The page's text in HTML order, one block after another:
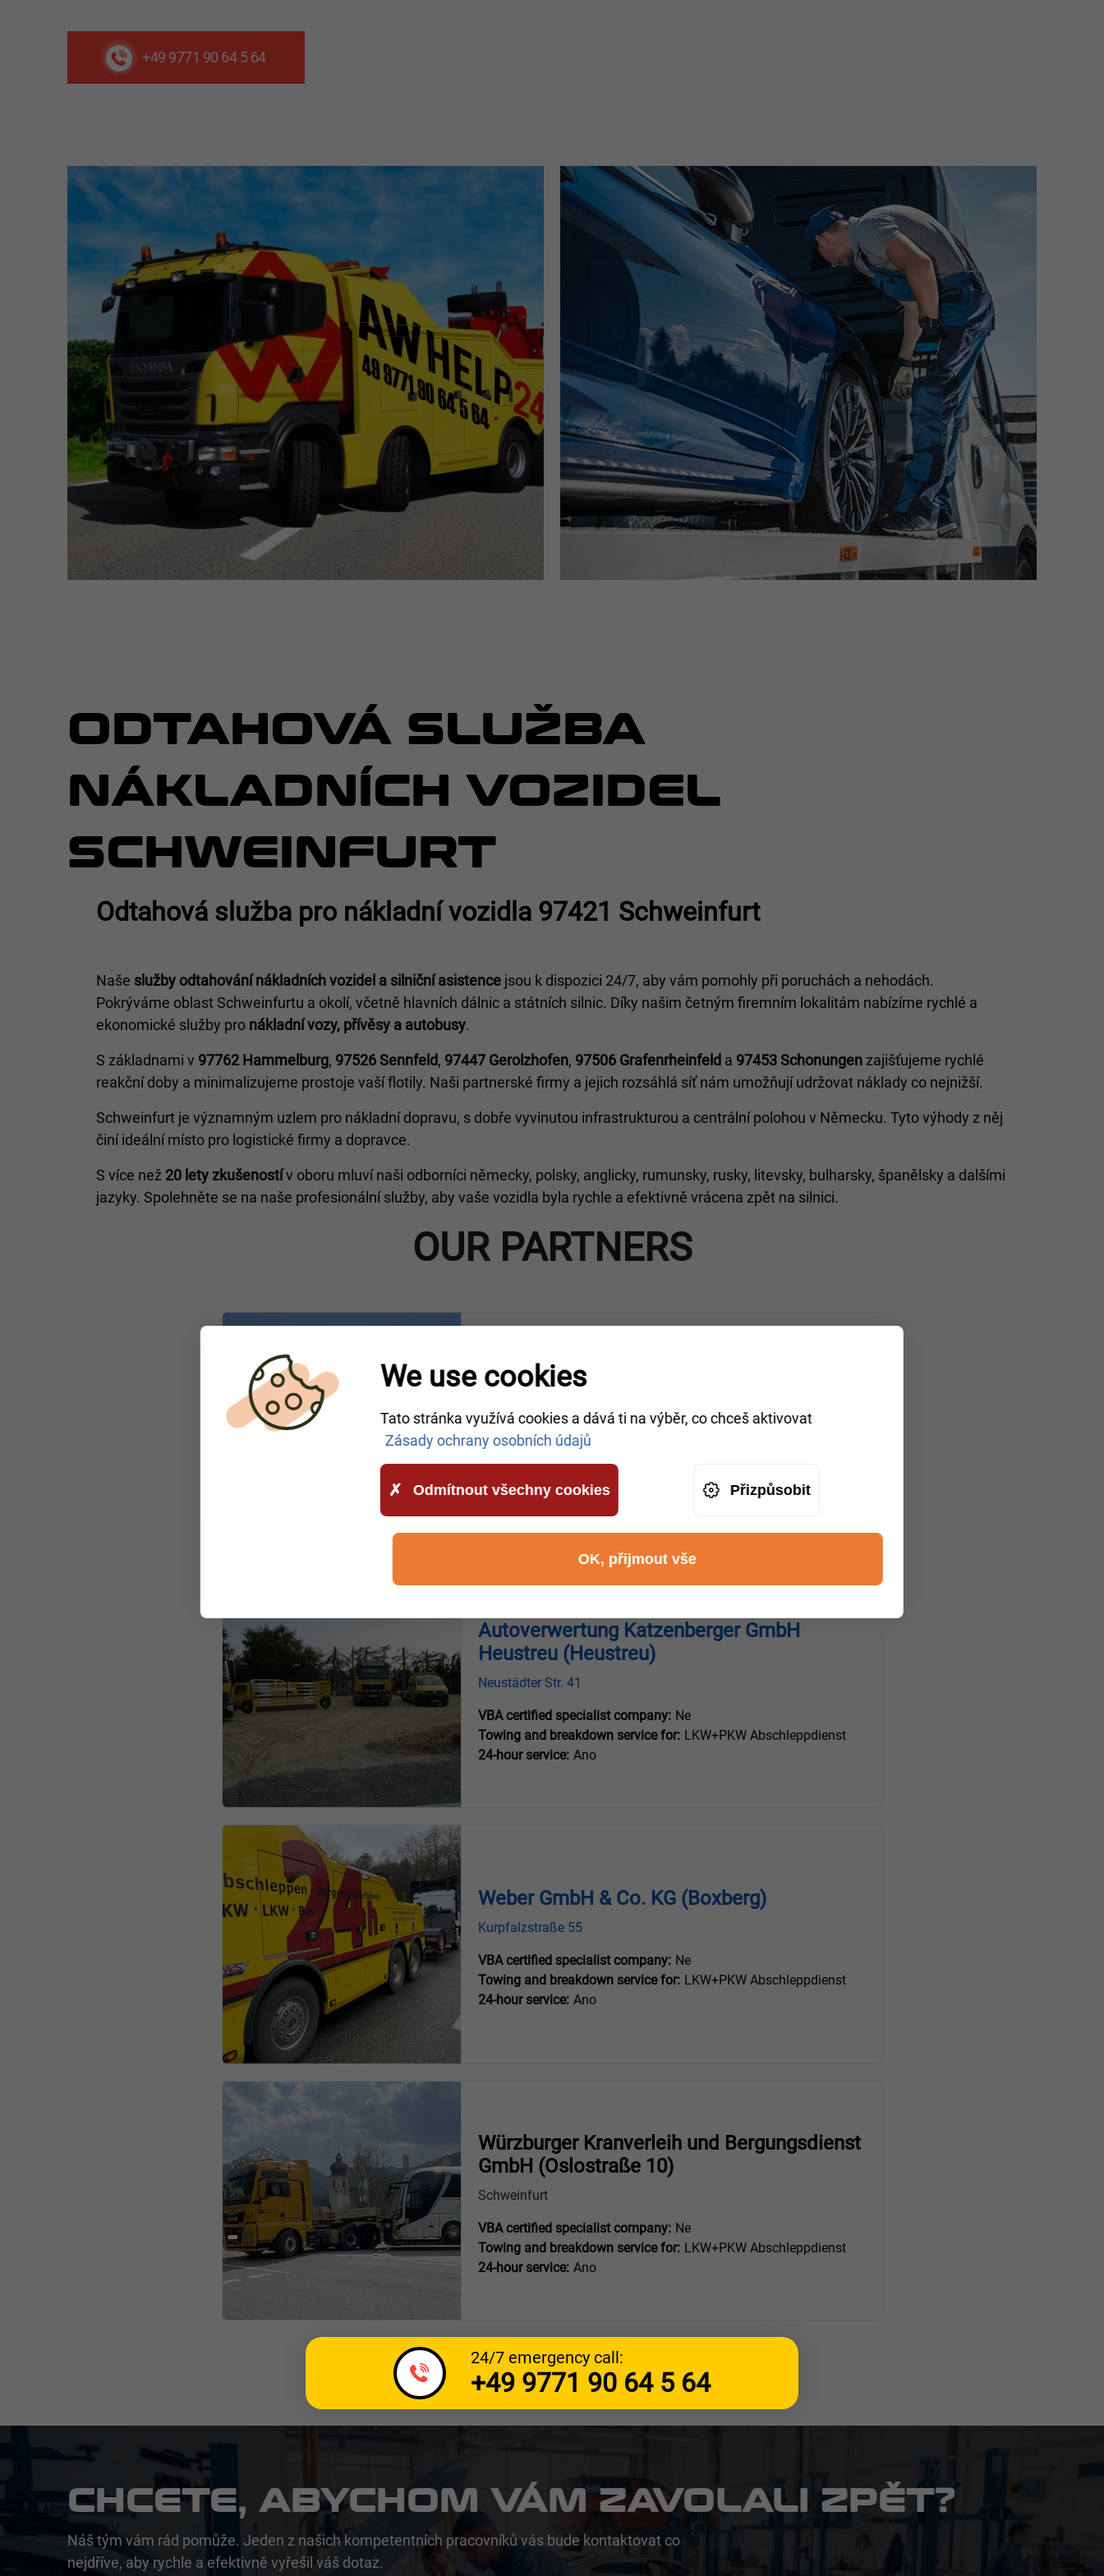
+49 9771 90 64 5 64
ODTAHOVÁ SLUŽBA
NÁKLADNÍCH VOZIDEL
SCHWEINFURT
Odtahová služba pro nákladní vozidla 97421 Schweinfurt
Naše služby odtahování nákladních vozidel a silniční asistence jsou k dispozici 24/7, aby vám pomohly při poruchách a nehodách.
Pokrýváme oblast Schweinfurtu a okolí, včetně hlavních dálnic a státních silnic. Díky našim četným firemním lokalitám nabízíme rychlé a
ekonomické služby pro nákladní vozy, přívěsy a autobusy.
S základnami v 97762 Hammelburg, 97526 Sennfeld, 97447 Gerolzhofen, 97506 Grafenrheinfeld a 97453 Schonungen zajišťujeme rychlé
reakční doby a minimalizujeme prostoje vaší flotily. Naši partnerské firmy a jejich rozsáhlá síť nám umožňují udržovat náklady co nejnižší.
Schweinfurt je významným uzlem pro nákladní dopravu, s dobře vyvinutou infrastrukturou a centrální polohou v Německu. Tyto výhody z něj
činí ideální místo pro logistické firmy a dopravce.
S více než 20 lety zkušenostív oboru mluví naši odborníci německy, polsky, anglicky, rumunsky, rusky, litevsky, bulharsky, španělsky a dalšími
jazyky. Spolehněte se na naše profesionální služby, aby vaše vozidla byla rychle a efektivně vrácena zpět na silnici.
OUR PARTNERS
TM Truckservice GmbH und Co. KG
Lilienthalstraße 8
LKW+PKW Abschleppdienst
24-hour service: Ano
Autoverwertung Katzenberger GmbH
Heustreu (Heustreu)
Neustädter Str. 41
VBA certified specialist company: Ne
Towing and breakdown service for: LKW+PKW Abschleppdienst
24-hour service: Ano
Weber GmbH & Co. KG (Boxberg)
Kurpfalzstraße 55
VBA certified specialist company: Ne
Towing and breakdown service for: LKW+PKW Abschleppdienst
24-hour service: Ano
Würzburger Kranverleih und Bergungsdienst
GmbH (Oslostraße 10)
Schweinfurt
VBA certified specialist company: Ne
Towing and breakdown service for: LKW+PKW Abschleppdienst
24-hour service: Ano
24/7 emergency call:
+49 9771 90 64 5 64
CHCETE, ABYCHOM VÁM ZAVOLALI ZPĚT?
Náš tým vám rád pomůže. Jeden z našich kompetentních pracovníků vás bude kontaktovat co
nejdříve, aby rychle a efektivně vyřešil váš dotaz.
We use cookies
Tato stránka využívá cookies a dává ti na výběr, co chceš aktivovat
Zásady ochrany osobních údajů
Odmítnout všechny cookies Přizpůsobit
OK, přijmout vše